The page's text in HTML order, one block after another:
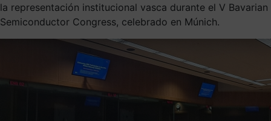
la representación institucional vasca durante el V Bavarian
Semiconductor Congress, celebrado en Múnich.